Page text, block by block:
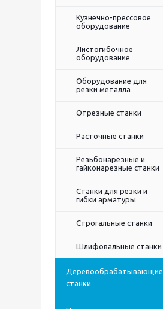
Кузнечно-прессовое
оборудование
Листогибочное
оборудование
Оборудование для
резки металла
Отрезные станки
Расточные станки
Резьбонарезные и
гайконарезные станки
Станки для резки и
гибки арматуры
Строгальные станки
Шлифовальные станки
Деревообрабатывающие
станки